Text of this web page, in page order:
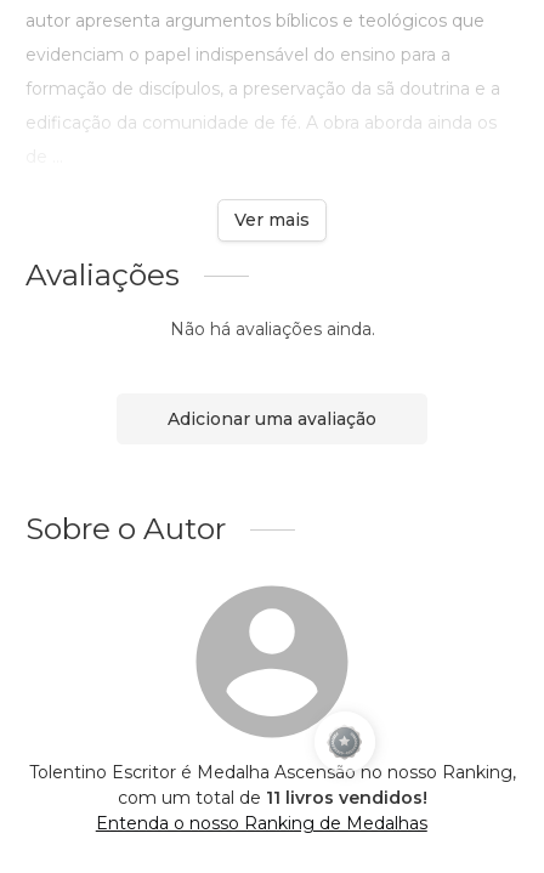
autor apresenta argumentos bíblicos e teológicos que
evidenciam o papel indispensável do ensino para a
formação de discípulos, a preservação da sã doutrina e a
edificação da comunidade de fé. A obra aborda ainda os
Ver mais
Avaliações
Não há avaliações ainda.
Adicionar uma avaliação
Sobre o Autor
Tolentino Escritor é Medalha Ascensão no nosso Ranking,
com um total de 11 livros vendidos!
Entenda o nosso Ranking de Medalhas